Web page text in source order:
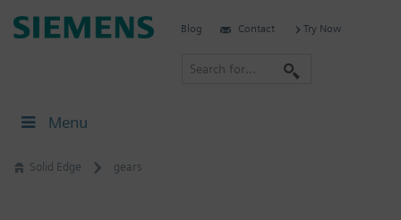
Skip
to
Solid Edge gears
Siemens
Blog Contact Try Now
Menu